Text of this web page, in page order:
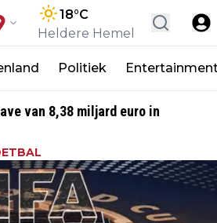
18°C
Heldere Hemel
Politiek
van 8,38 miljard euro in